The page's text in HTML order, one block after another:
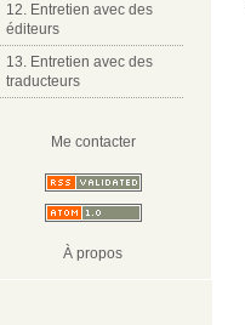
12. Entretien avec des
éditeurs
13. Entretien avec des
traducteurs
Me contacter
À propos